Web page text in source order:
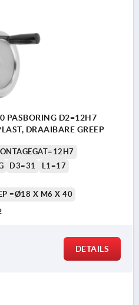
PASBORING D2=12H7
DRAAIBARE GREEP
D3=31
L1=17
=Ø18 X M6 X 40
DETAILS